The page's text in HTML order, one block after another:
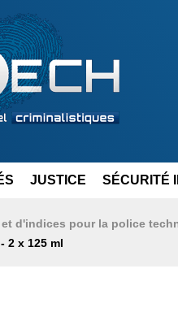
JUSTICE SÉCURITÉ
d'indices pour la police
2 x 125 ml